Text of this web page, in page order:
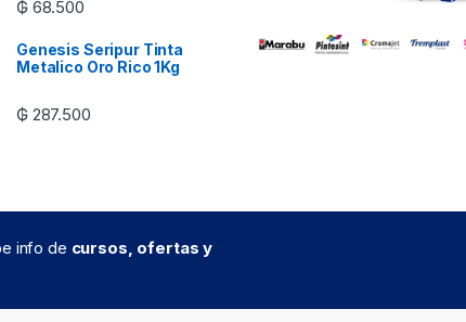
₲ 68.500
Genesis Seripur Tinta
Metalico Oro Rico 1Kg
₲ 287.500
info de cursos, ofertas y